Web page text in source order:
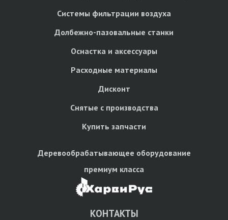
Системы фильтрации воздуха
Долбежно-пазовальные станки
Оснастка и аксессуары
Расходные материалы
Дисконт
Снятые с производства
Купить запчасти
Деревообрабатывающее оборудование
премиум класса
КОНТАКТЫ